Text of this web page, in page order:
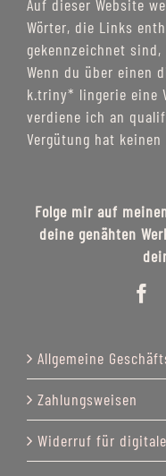
Auf dieser Website
Wörter, die Links
gekennzeichnet
Wenn du über einen
k.triny* lingerie eine
verdiene ich an
Vergütung hat
Folge mir auf
deine genähten
Allgemeine
Zahlungsweisen
Widerruf für